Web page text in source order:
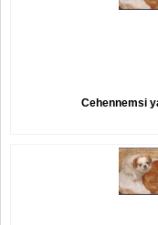
Cehennemsi